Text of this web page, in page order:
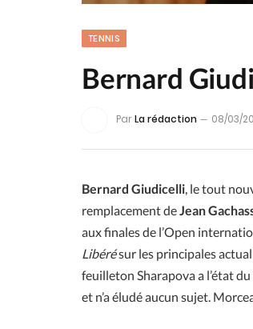
TENNIS
Bernard
ParLa rédaction 08/03/
Bernard Giudicelli, le tout
remplacement deJean
aux finales de l’Open
Libérésur les principales
feuilleton Sharapova a l’état
et n’a éludé aucun sujet.